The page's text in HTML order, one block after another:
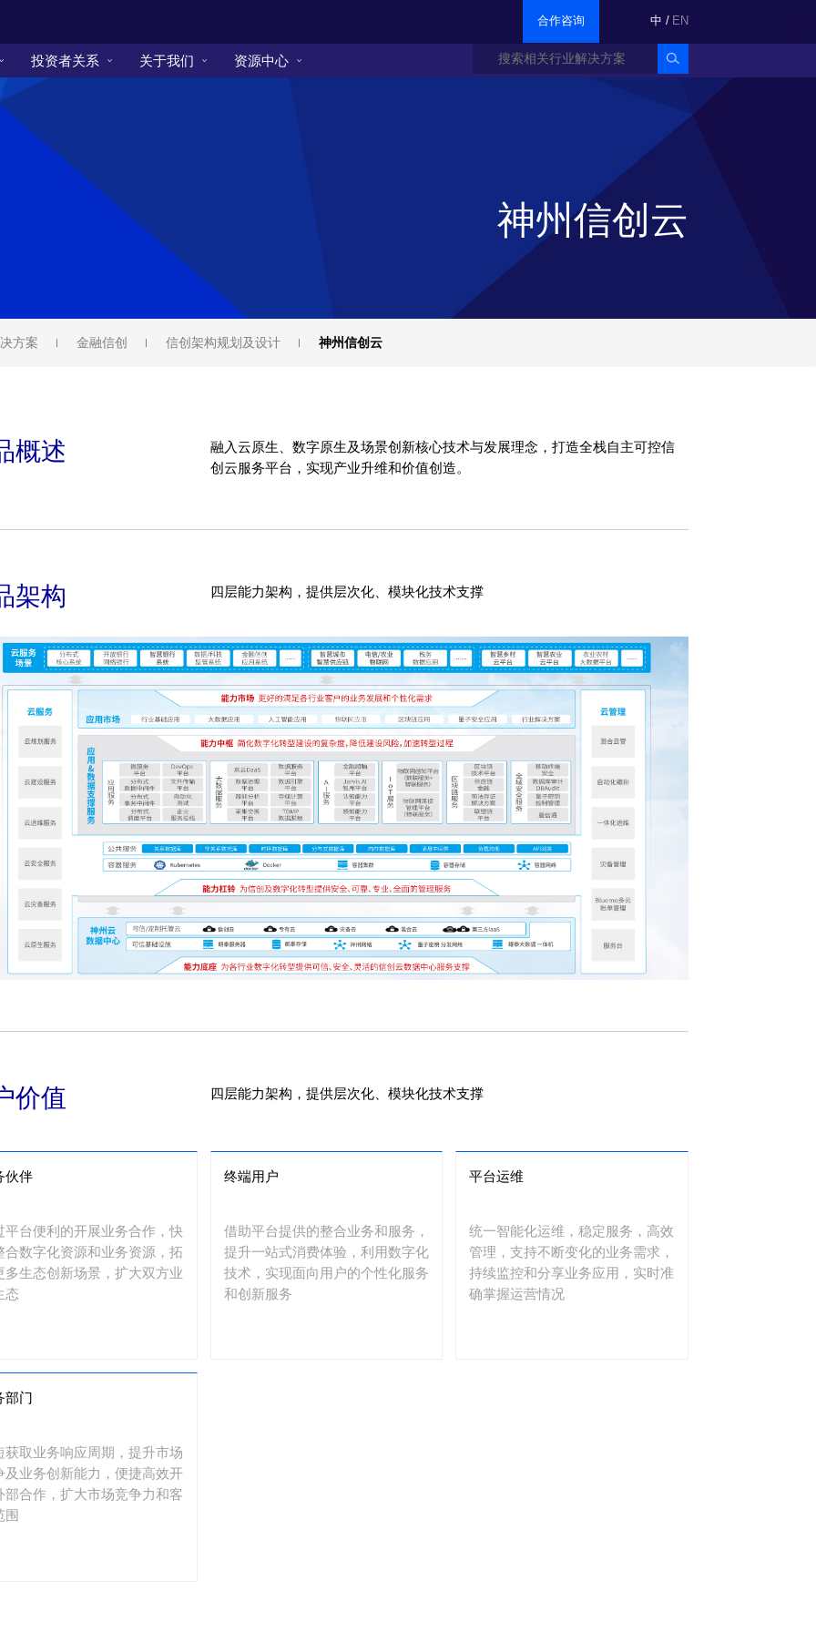
合作咨询 中 / EN
投资者关系 关于我们 资源中心
神州信创云
方案 金融信创 信创架构规划及设计 神州信创云
概述
融入云原生、数字原生及场景创新核心技术与发展理念，打造全栈自主可控信
创云服务平台，实现产业升维和价值创造。
架构 四层能力架构，提供层次化、模块化技术支撑
价值 四层能力架构，提供层次化、模块化技术支撑
伙伴
平台便利的开展业务合作，快
合数字化资源和业务资源，拓
多生态创新场景，扩大双方业
态
终端用户
借助平台提供的整合业务和服务，
提升一站式消费体验，利用数字化
技术，实现面向用户的个性化服务
和创新服务
平台运维
统一智能化运维，稳定服务，高效
管理，支持不断变化的业务需求，
持续监控和分享业务应用，实时准
确掌握运营情况
部门
获取业务响应周期，提升市场
及业务创新能力，便捷高效开
部合作，扩大市场竞争力和客
围